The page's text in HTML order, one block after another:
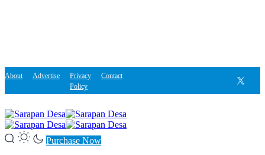
About Advertise
Privacy
Policy
Contact
Purchase Now